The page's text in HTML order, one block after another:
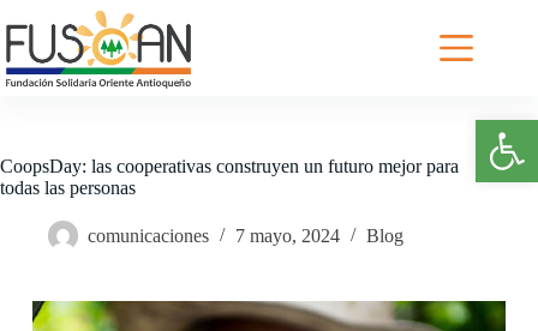
Abrir barra de herramientas
al
contenido
CoopsDay: las cooperativas construyen un futuro mejor para
todas las personas
comunicaciones 7 mayo, 2024 Blog